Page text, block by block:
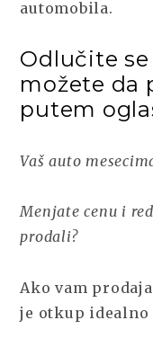
automobila.
Odlučite
možete da
putem
Vaš auto
Menjate cenu i
prodali?
Ako vam
je otkup idealno